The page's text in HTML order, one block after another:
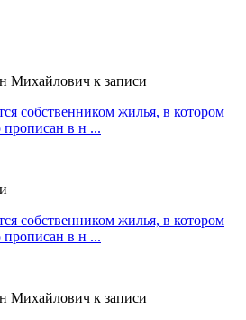
Михайлович к записи
собственником жилья, в котором
прописан в н ...
собственником жилья, в котором
прописан в н ...
Михайлович к записи